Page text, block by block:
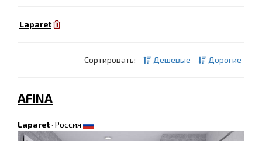
Laparet
Сортировать: Дешевые Дорогие
AFINA
Laparet· Россия